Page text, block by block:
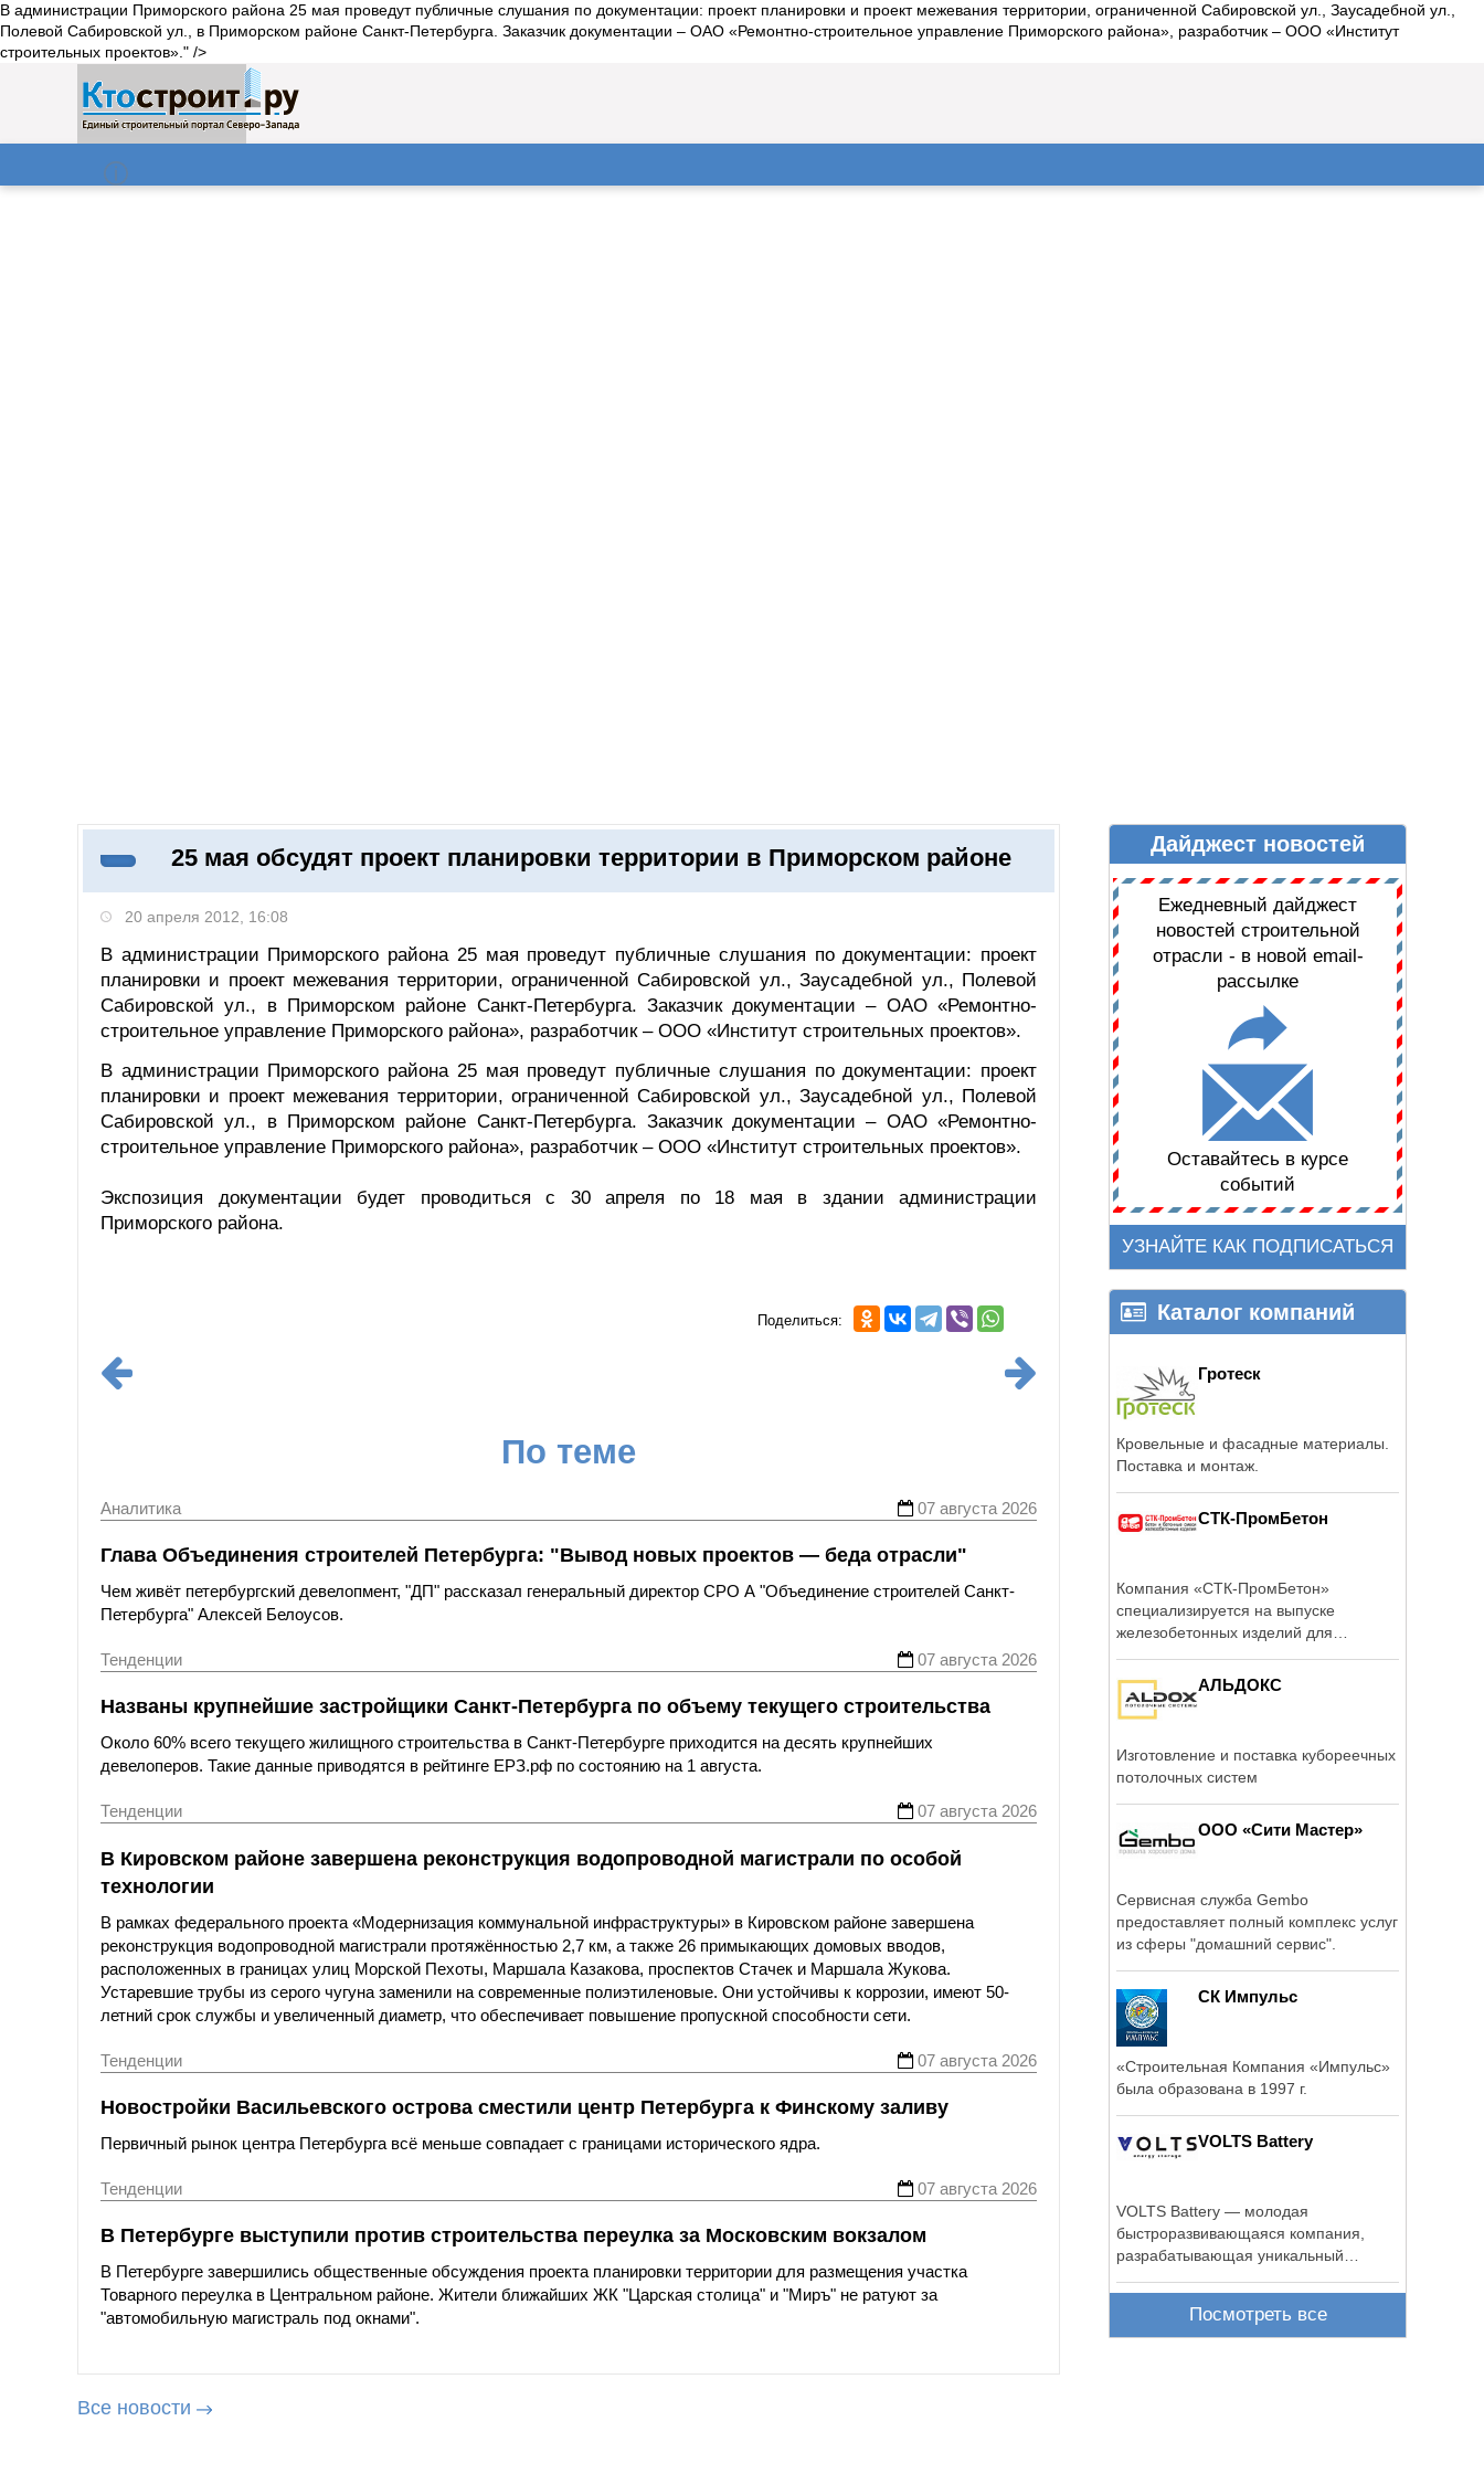
В администрации Приморского района 25 мая проведут публичные слушания по документации: проект планировки и проект межевания территории, ограниченной Сабировской ул., Заусадебной ул.,
Полевой Сабировской ул., в Приморском районе Санкт-Петербурга. Заказчик документации – ОАО «Ремонтно-строительное управление Приморского района», разработчик – ООО «Институт
строительных проектов»." />
Поиск
КЛЮЧЕВЫЕ ФИГУРЫ ДАЙДЖЕСТ НОВОСТЕЙ
25 мая обсудят проект планировки территории в Приморском районе
20 апреля 2012, 16:08
В администрации Приморского района 25 мая проведут публичные слушания по документации: проект
планировки и проект межевания территории, ограниченной Сабировской ул., Заусадебной ул., Полевой
Сабировской ул., в Приморском районе Санкт-Петербурга. Заказчик документации – ОАО «Ремонтно-
строительное управление Приморского района», разработчик – ООО «Институт строительных проектов».
В администрации Приморского района 25 мая проведут публичные слушания по документации: проект
планировки и проект межевания территории, ограниченной Сабировской ул., Заусадебной ул., Полевой
Сабировской ул., в Приморском районе Санкт-Петербурга. Заказчик документации – ОАО «Ремонтно-
строительное управление Приморского района», разработчик – ООО «Институт строительных проектов».
Экспозиция документации будет проводиться с 30 апреля по 18 мая в здании администрации
Приморского района.
Поделиться:
По теме
Аналитика 07 августа 2026
Глава Объединения строителей Петербурга: "Вывод новых проектов — беда отрасли"
Чем живёт петербургский девелопмент, "ДП" рассказал генеральный директор СРО А "Объединение строителей Санкт-
Петербурга" Алексей Белоусов.
Тенденции 07 августа 2026
Названы крупнейшие застройщики Санкт-Петербурга по объему текущего строительства
Около 60% всего текущего жилищного строительства в Санкт-Петербурге приходится на десять крупнейших
девелоперов. Такие данные приводятся в рейтинге ЕРЗ.рф по состоянию на 1 августа.
Тенденции 07 августа 2026
В Кировском районе завершена реконструкция водопроводной магистрали по особой
технологии
В рамках федерального проекта «Модернизация коммунальной инфраструктуры» в Кировском районе завершена
реконструкция водопроводной магистрали протяжённостью 2,7 км, а также 26 примыкающих домовых вводов,
расположенных в границах улиц Морской Пехоты, Маршала Казакова, проспектов Стачек и Маршала Жукова.
Устаревшие трубы из серого чугуна заменили на современные полиэтиленовые. Они устойчивы к коррозии, имеют 50-
летний срок службы и увеличенный диаметр, что обеспечивает повышение пропускной способности сети.
Тенденции 07 августа 2026
Новостройки Васильевского острова сместили центр Петербурга к Финскому заливу
Первичный рынок центра Петербурга всё меньше совпадает с границами исторического ядра.
Тенденции 07 августа 2026
В Петербурге выступили против строительства переулка за Московским вокзалом
В Петербурге завершились общественные обсуждения проекта планировки территории для размещения участка
Товарного переулка в Центральном районе. Жители ближайших ЖК "Царская столица" и "Миръ" не ратуют за
"автомобильную магистраль под окнами".
Все новости
Дайджест новостей
Ежедневный дайджест
новостей строительной
отрасли - в новой email-
рассылке
Оставайтесь в курсе
событий
УЗНАЙТЕ КАК ПОДПИСАТЬСЯ
Каталог компаний
Гротеск
Кровельные и фасадные материалы.
Поставка и монтаж.
СТК-ПромБетон
Компания «СТК-ПромБетон»
специализируется на выпуске
железобетонных изделий для
АЛЬДОКС
Изготовление и поставка кубореечных
потолочных систем
ООО «Сити Мастер»
Сервисная служба Gembo
предоставляет полный комплекс услуг
из сферы "домашний сервис".
СК Импульс
«Строительная Компания «Импульс»
была образована в 1997 г.
VOLTS Battery
VOLTS Battery — молодая
быстроразвивающаяся компания,
разрабатывающая уникальный
Посмотреть все